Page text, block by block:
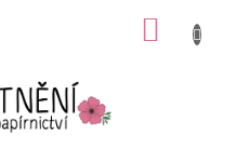
KOŠÍK